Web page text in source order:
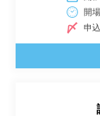
開
申